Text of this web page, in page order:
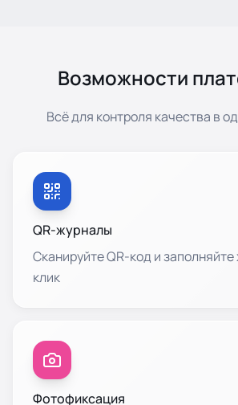
Возможности
Всё для контроля качества в
QR-журналы
Сканируйте QR-код и
клик
Фотофиксация